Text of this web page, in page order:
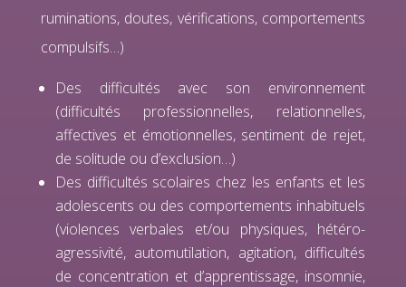
ruminations, doutes, vérifications, comportements
compulsifs…)
Des difficultés avec son environnement
(difficultés professionnelles, relationnelles,
affectives et émotionnelles, sentiment de rejet,
de solitude ou d’exclusion…)
Des difficultés scolaires chez les enfants et les
adolescents ou des comportements inhabituels
(violences verbales et/ou physiques, hétéro-
agressivité, automutilation, agitation, difficultés
de concentration et d’apprentissage, insomnie,